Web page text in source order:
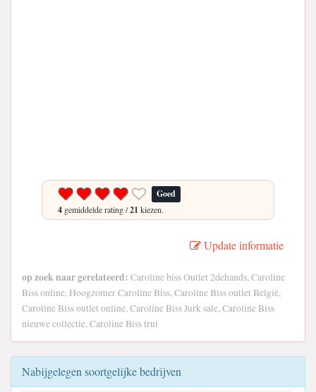
Goed
4 gemiddelde rating /21 kiezen.
Update informatie
op zoek naar gerelateerd: Caroline biss Outlet 2dehands, Caroline
Biss online, Hoogzomer Caroline Biss, Caroline Biss outlet België,
Caroline Biss outlet online, Caroline Biss Jurk sale, Caroline Biss
nieuwe collectie, Caroline Biss trui
Nabijgelegen soortgelijke bedrijven